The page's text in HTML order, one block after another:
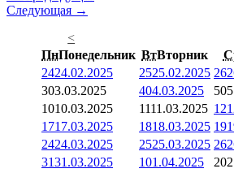
Следующая →
<
ПнПонедельник ВтВторник
2424.02.2025 2525.02.2025 26
303.03.2025 404.03.2025 5
1010.03.2025 1111.03.2025 12
1717.03.2025 1818.03.2025 19
2424.03.2025 2525.03.2025 26
3131.03.2025 101.04.2025 2